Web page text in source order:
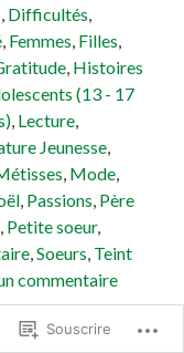
, Difficultés,
, Femmes, Filles,
, Histoires
(13 - 17
, Lecture,
Jeunesse,
, Mode,
, Passions, Père
, Petite soeur,
,Soeurs, Teint
commentaire
Souscrire